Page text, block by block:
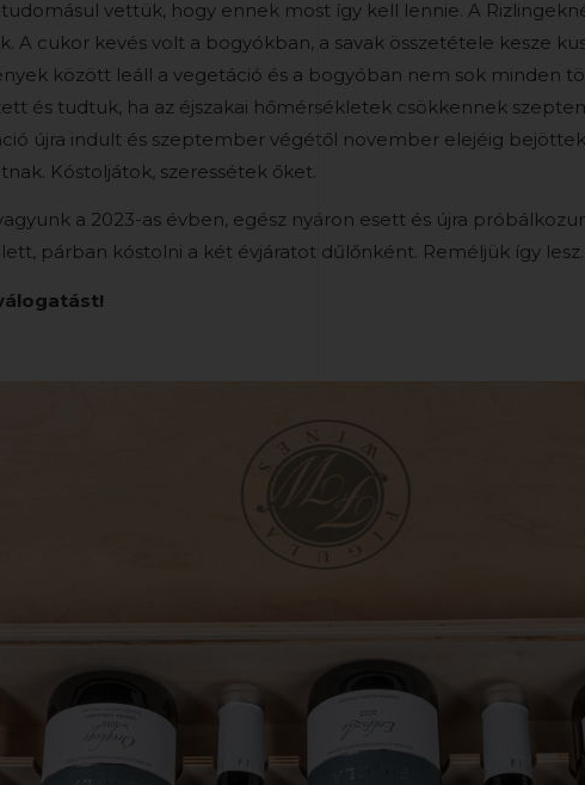
vettük, hogy ennek most így kell lennie. A
A cukor kevés volt a bogyókban, a savak összetétele kesze
között leáll a vegetáció és a bogyóban nem sok minden
és tudtuk, ha az éjszakai hőmérsékletek csökkennek
újra indult és szeptember végétől november elejéig
Kóstoljátok, szeressétek őket.
a 2023-as évben, egész nyáron esett és újra
párban kóstolni a két évjáratot dűlőnként. Reméljük így